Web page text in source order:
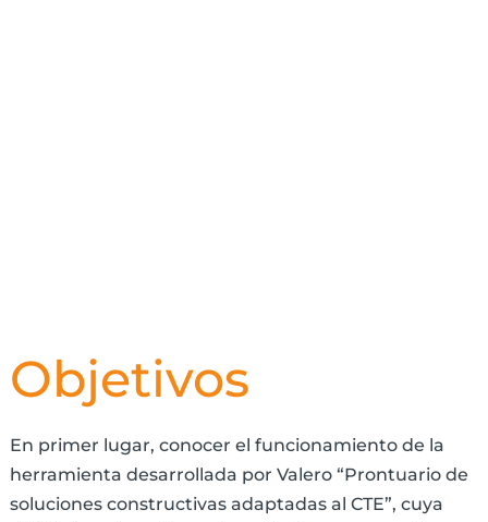
Objetivos
En primer lugar, conocer el funcionamiento de la
herramienta desarrollada por Valero “Prontuario de
soluciones constructivas adaptadas al CTE”, cuya